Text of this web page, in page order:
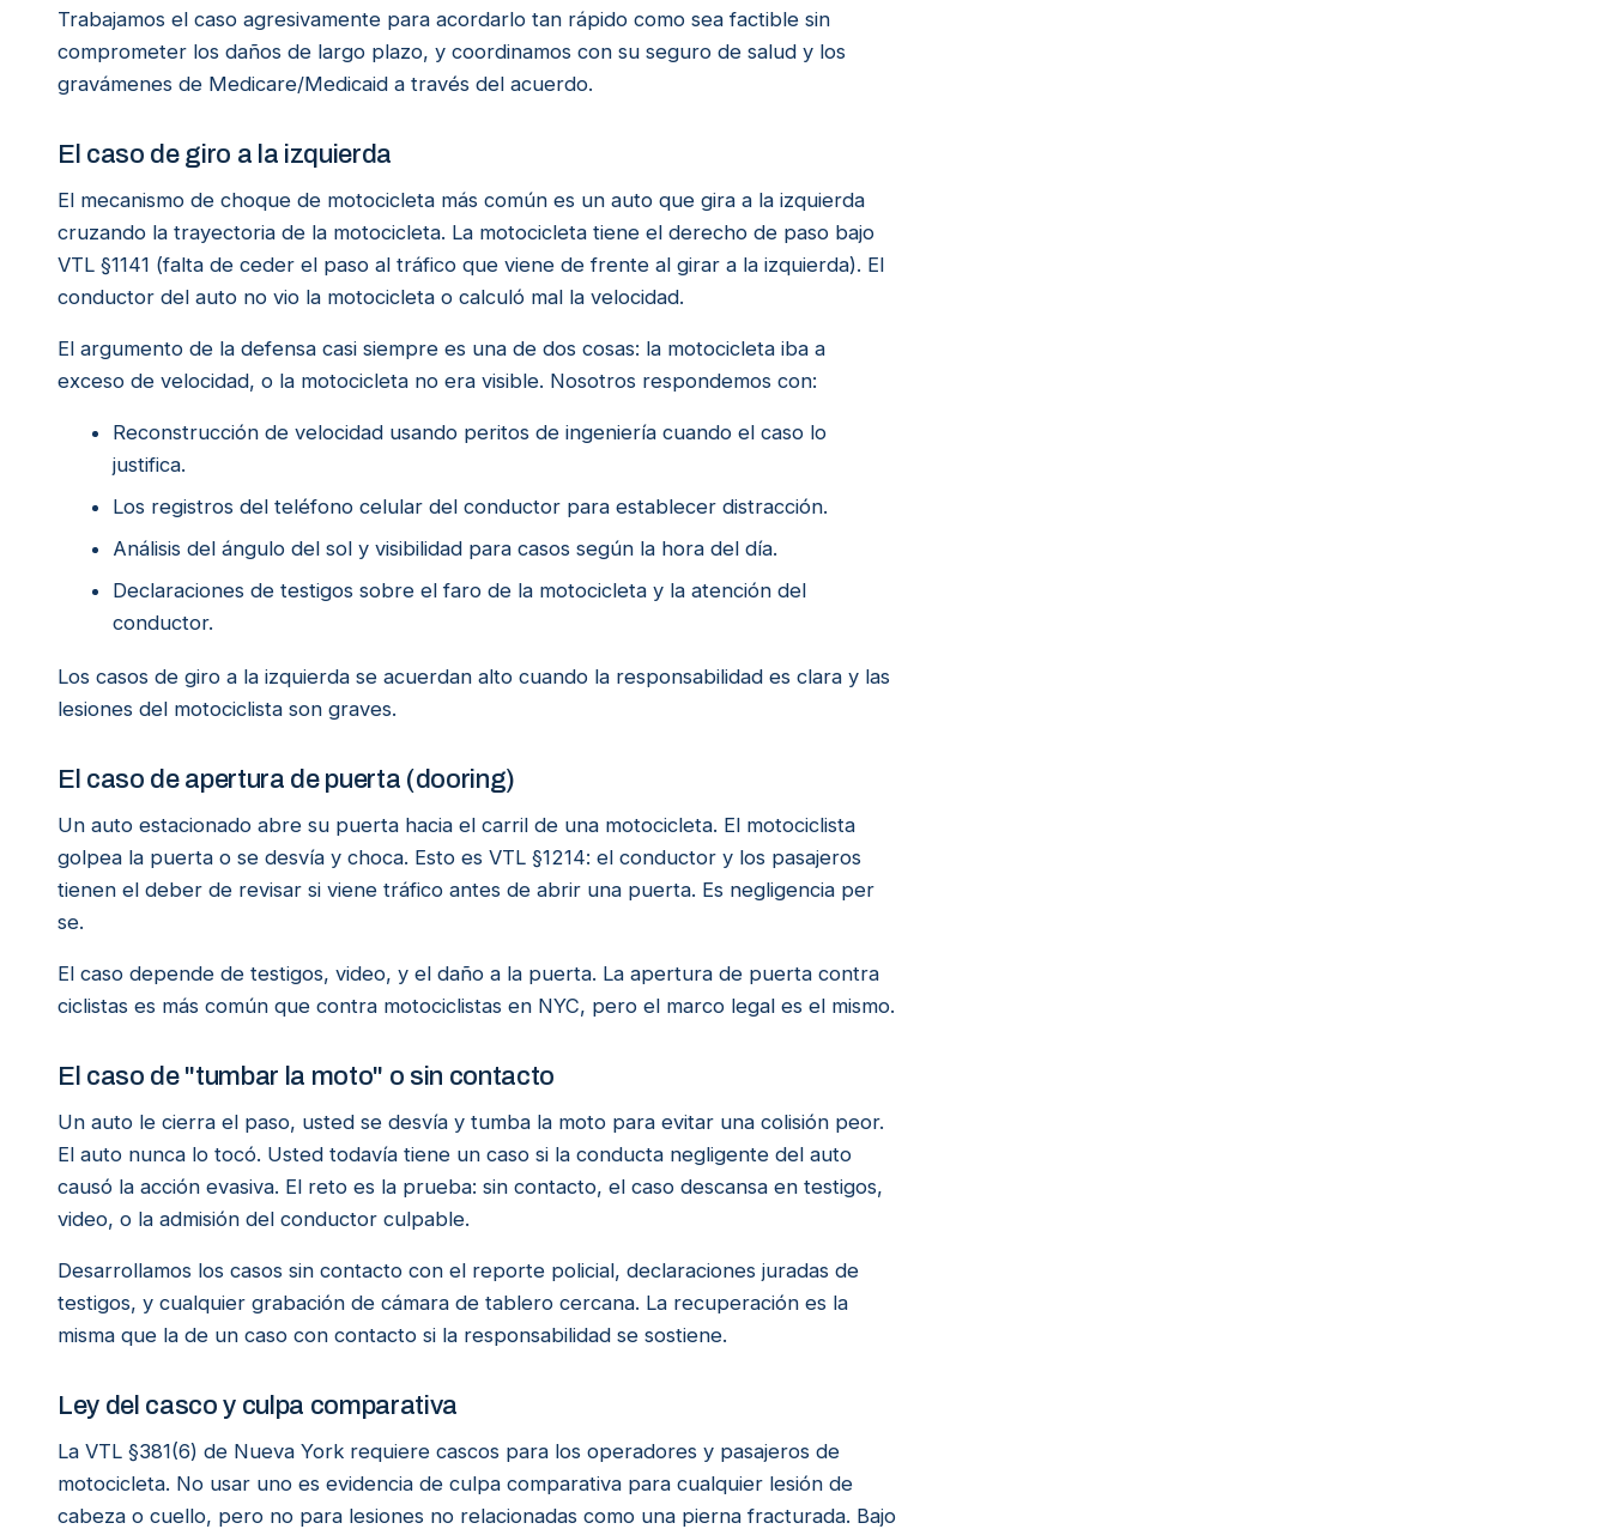
Trabajamos el caso agresivamente para acordarlo tan rápido como sea factible sin
comprometer los daños de largo plazo, y coordinamos con su seguro de salud y los
gravámenes de Medicare/Medicaid a través del acuerdo.
El caso de giro a la izquierda
El mecanismo de choque de motocicleta más común es un auto que gira a la izquierda
cruzando la trayectoria de la motocicleta. La motocicleta tiene el derecho de paso bajo
VTL §1141 (falta de ceder el paso al tráfico que viene de frente al girar a la izquierda). El
conductor del auto no vio la motocicleta o calculó mal la velocidad.
El argumento de la defensa casi siempre es una de dos cosas: la motocicleta iba a
exceso de velocidad, o la motocicleta no era visible. Nosotros respondemos con:
Reconstrucción de velocidad usando peritos de ingeniería cuando el caso lo
justifica.
Los registros del teléfono celular del conductor para establecer distracción.
Análisis del ángulo del sol y visibilidad para casos según la hora del día.
Declaraciones de testigos sobre el faro de la motocicleta y la atención del
conductor.
Los casos de giro a la izquierda se acuerdan alto cuando la responsabilidad es clara y las
lesiones del motociclista son graves.
El caso de apertura de puerta (dooring)
Un auto estacionado abre su puerta hacia el carril de una motocicleta. El motociclista
golpea la puerta o se desvía y choca. Esto es VTL §1214: el conductor y los pasajeros
tienen el deber de revisar si viene tráfico antes de abrir una puerta. Es negligencia per
se.
El caso depende de testigos, video, y el daño a la puerta. La apertura de puerta contra
ciclistas es más común que contra motociclistas en NYC, pero el marco legal es el mismo.
El caso de "tumbar la moto" o sin contacto
Un auto le cierra el paso, usted se desvía y tumba la moto para evitar una colisión peor.
El auto nunca lo tocó. Usted todavía tiene un caso si la conducta negligente del auto
causó la acción evasiva. El reto es la prueba: sin contacto, el caso descansa en testigos,
video, o la admisión del conductor culpable.
Desarrollamos los casos sin contacto con el reporte policial, declaraciones juradas de
testigos, y cualquier grabación de cámara de tablero cercana. La recuperación es la
misma que la de un caso con contacto si la responsabilidad se sostiene.
Ley del casco y culpa comparativa
La VTL §381(6) de Nueva York requiere cascos para los operadores y pasajeros de
motocicleta. No usar uno es evidencia de culpa comparativa para cualquier lesión de
cabeza o cuello, pero no para lesiones no relacionadas como una pierna fracturada. Bajo